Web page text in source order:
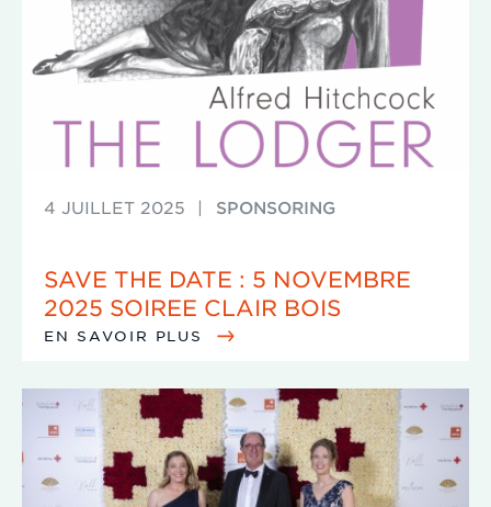
4 JUILLET 2025 | SPONSORING
SAVE THE DATE : 5 NOVEMBRE
2025 SOIREE CLAIR BOIS
EN SAVOIR PLUS